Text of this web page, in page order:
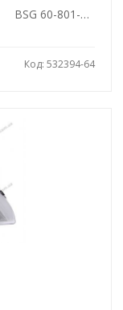
BSG 60-801-001
Код: 532394-64